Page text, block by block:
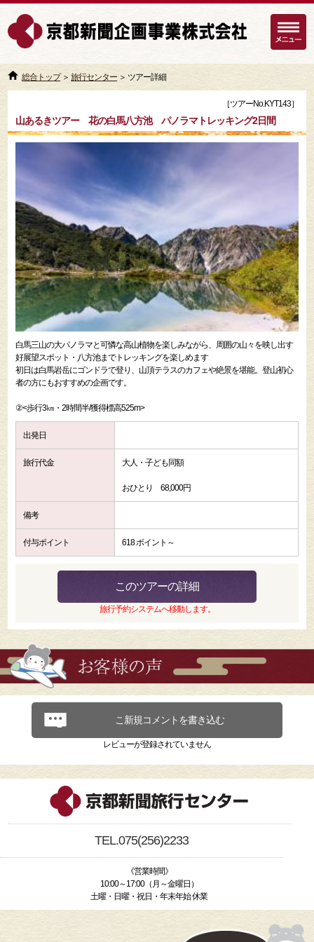
総合トップ＞旅行センター ＞ ツアー詳細
［ツアーNo.KYT143］
山あるきツアー 花の白馬八方池 パノラマトレッキング2日間
白馬三山の大パノラマと可憐な高山植物を楽しみながら、周囲の山々を映し出す
好展望スポット・八方池までトレッキングを楽しめます
初日は白馬岩岳にゴンドラで登り、山頂テラスのカフェや絶景を堪能。登山初心
者の方にもおすすめの企画です。
②<歩行3㎞・2時間半/獲得標高525m>
出発日
旅行代金 大人・子ども同額
おひとり 68,000円
備考
付与ポイント 618 ポイント～
このツアーの詳細
旅行予約システムへ移動します。
こ新規コメントを書き込む
レビューが登録されていません
TEL.075(256)2233
《営業時間》
10:00～17:00（月～金曜日）
土曜・日曜・祝日・年末年始 休業